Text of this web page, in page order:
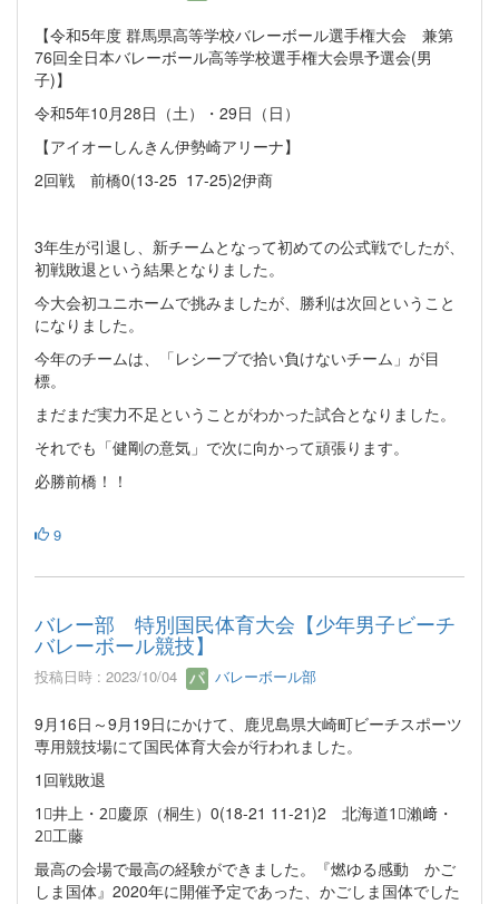
【令和5年度 群馬県高等学校バレーボール選手権大会 兼第
76回全日本バレーボール高等学校選手権大会県予選会(男
子)】
令和5年10月28日（土）・29日（日）
【アイオーしんきん伊勢崎アリーナ】
2回戦 前橋0(13-25 17-25)2伊商
3年生が引退し、新チームとなって初めての公式戦でしたが、
初戦敗退という結果となりました。
今大会初ユニホームで挑みましたが、勝利は次回ということ
になりました。
今年のチームは、「レシーブで拾い負けないチーム」が目
標。
まだまだ実力不足ということがわかった試合となりました。
それでも「健剛の意気」で次に向かって頑張ります。
必勝前橋！！
9
バレー部 特別国民体育大会【少年男子ビーチ
バレーボール競技】
投稿日時 : 2023/10/04 バレーボール部
9月16日～9月19日にかけて、鹿児島県大崎町ビーチスポーツ
専用競技場にて国民体育大会が行われました。
1回戦敗退
1⃣井上・2⃣慶原（桐生）0(18-21 11-21)2 北海道1⃣瀨﨑・
2⃣工藤
最高の会場で最高の経験ができました。『燃ゆる感動 かご
しま国体』2020年に開催予定であった、かごしま国体でした